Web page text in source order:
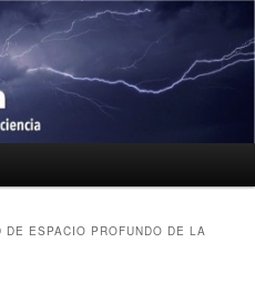
de ciencia
DE ESPACIO PROFUNDO DE LA